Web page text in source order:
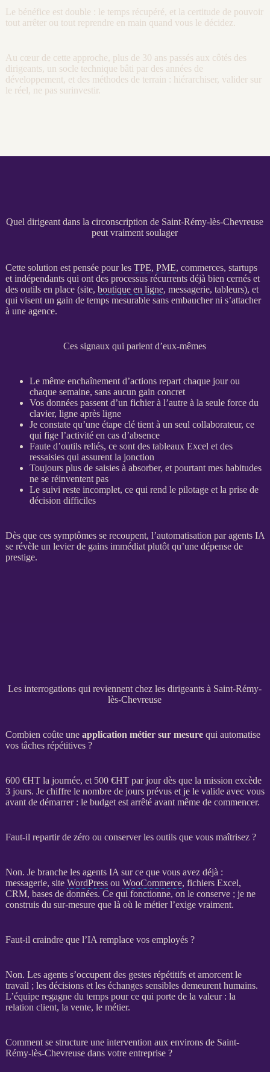
Le bénéfice est double : le temps récupéré, et la certitude de pouvoir
tout arrêter ou tout reprendre en main quand vous le décidez.
Au cœur de cette approche, plus de 30 ans passés aux côtés des
dirigeants, un socle technique bâti par des années de
développement, et des méthodes de terrain : hiérarchiser, valider sur
le réel, ne pas surinvestir.
Quel dirigeant dans la circonscription de Saint-Rémy-lès-Chevreuse
peut vraiment soulager
Cette solution est pensée pour les TPE, PME, commerces, startups
et indépendants qui ont des processusrécurrents déjà bien cernés et
des outils en place (site, boutique en ligne, messagerie, tableurs), et
qui visent un gain de temps mesurable sans embaucher ni s’attacher
à une agence.
Ces signaux qui parlent d’eux-mêmes
Le même enchaînement d’actions repart chaque jour ou
chaque semaine, sans aucun gain concret
Vos donnéespassent d’un fichier à l’autre à la seule force du
clavier, ligne après ligne
Je constate qu’une étape clé tient à un seul collaborateur, ce
qui fige l’activité en cas d’absence
Faute d’outils reliés, ce sont des tableaux Excel et des
ressaisies qui assurent la jonction
Toujours plus de saisies à absorber, et pourtant mes habitudes
ne se réinventent pas
Le suivi reste incomplet, ce qui rend le pilotageet la prise de
décision difficiles
Dès que ces symptômes se recoupent, l’automatisation paragents IA
se révèle un levier de gains immédiat plutôt qu’une dépense de
prestige.
Les interrogations qui reviennent chez les dirigeants à Saint-Rémy-
lès-Chevreuse
Combien coûte une application métier sur mesurequi automatise
vos tâches répétitives ?
600 €HTla journée, et 500 €HTpar jour dès que la mission excède
3 jours. Je chiffre le nombre de jours prévus et je le valide avec vous
avant de démarrer : le budget est arrêté avant même de commencer.
Faut-il repartir de zéro ou conserver les outils que vous maîtrisez ?
Non. Je branche les agents IA sur ce que vous avez déjà :
messagerie, site WordPressou WooCommerce, fichiers Excel,
CRM, bases de données. Ce qui fonctionne, on le conserve ; je ne
construis du sur-mesure que là où le métier l’exige vraiment.
Faut-il craindre que l’IA remplace vos employés ?
Non. Les agentss’occupent des gestes répétitifs et amorcent le
travail ; les décisions et les échanges sensibles demeurent humains.
L’équipe regagne du temps pour ce qui porte de la valeur : la
relation client, la vente, le métier.
Comment se structure une intervention aux environs de Saint-
Rémy-lès-Chevreuse dans votre entreprise ?